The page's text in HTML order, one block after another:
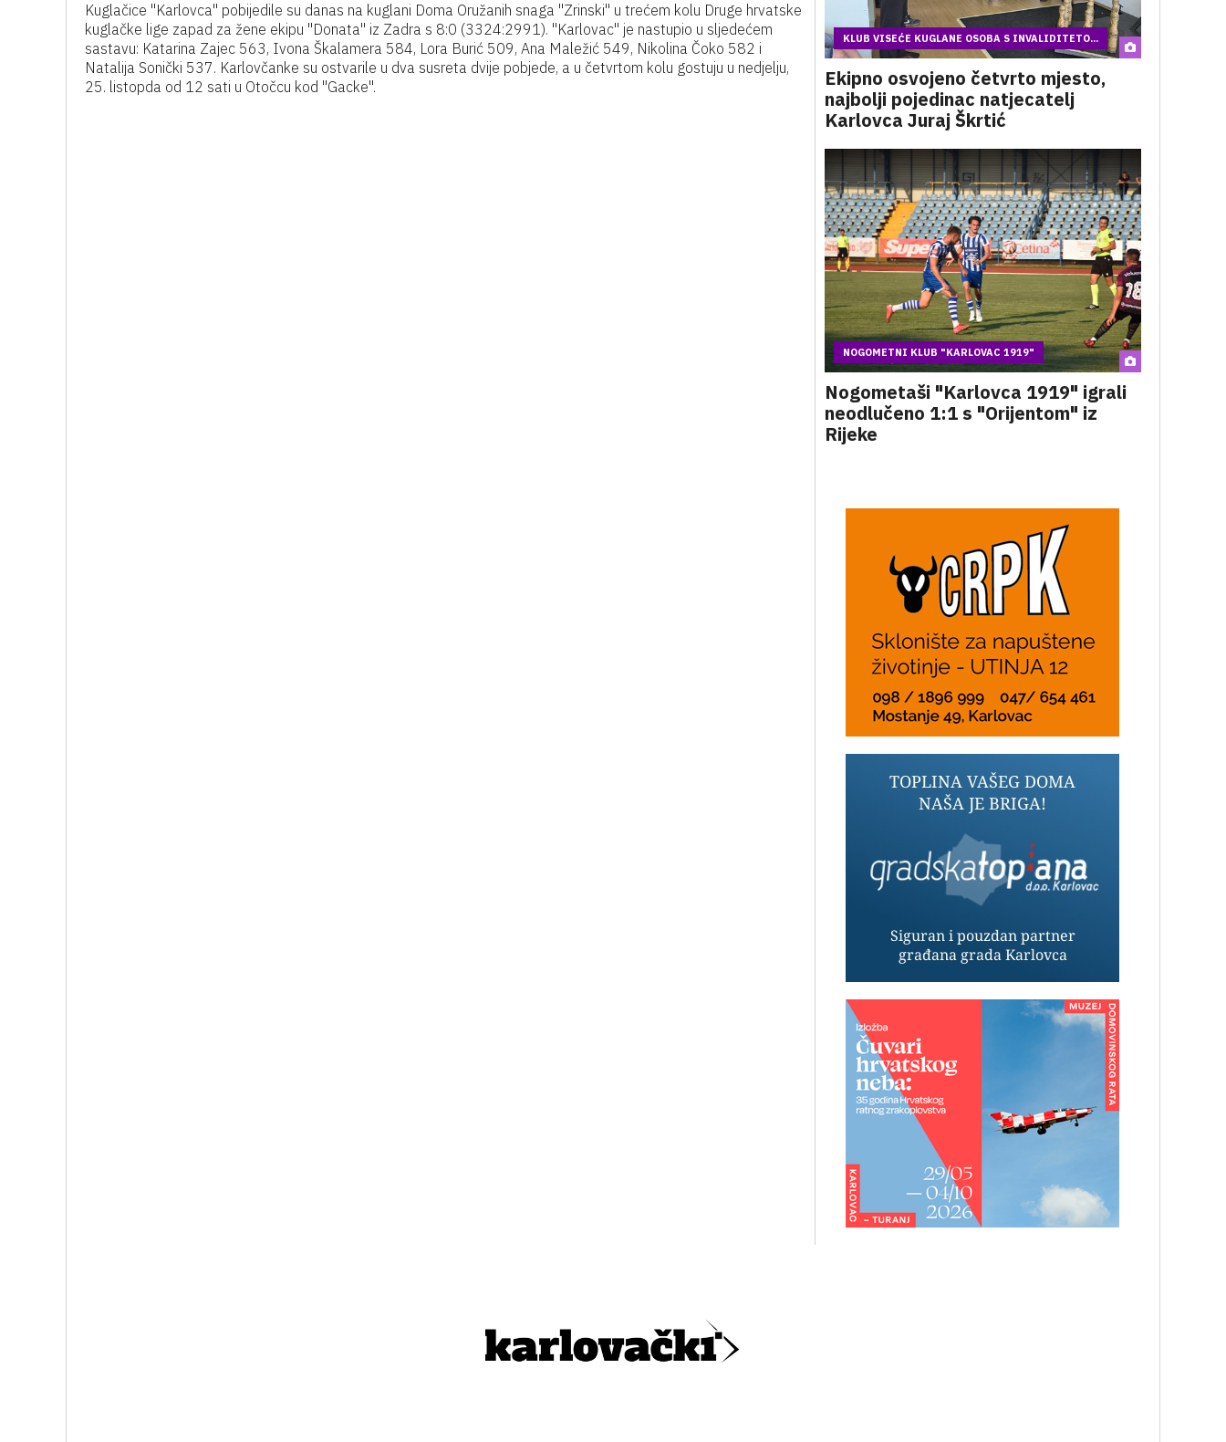
Kuglačice "Karlovca" pobijedile su danas na kuglani Doma Oružanih snaga "Zrinski" u trećem kolu Druge hrvatske
kuglačke lige zapad za žene ekipu "Donata" iz Zadra s 8:0 (3324:2991). "Karlovac" je nastupio u sljedećem
sastavu: Katarina Zajec 563, Ivona Škalamera 584, Lora Burić 509, Ana Maležić 549, Nikolina Čoko 582 i
Natalija Sonički 537. Karlovčanke su ostvarile u dva susreta dvije pobjede, a u četvrtom kolu gostuju u nedjelju,
25. listopda od 12 sati u Otočcu kod "Gacke".
KLUB VISEĆE KUGLANE OSOBA S INVALIDITETO...
Ekipno osvojeno četvrto mjesto,
najbolji pojedinac natjecatelj
Karlovca Juraj Škrtić
NOGOMETNI KLUB "KARLOVAC 1919"
Nogometaši "Karlovca 1919" igrali
neodlučeno 1:1 s "Orijentom" iz
Rijeke